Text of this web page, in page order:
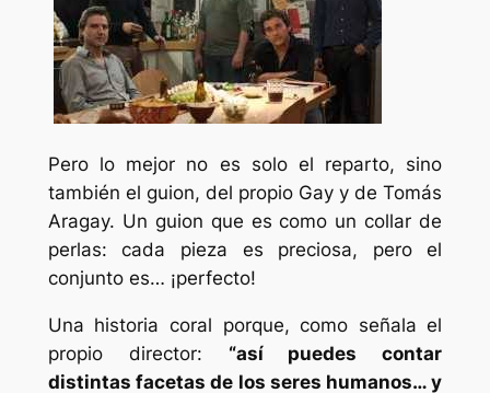
Pero lo mejor no es solo el reparto, sino
también el guion, del propio Gay y de Tomás
Aragay. Un guion que es como un collar de
perlas: cada pieza es preciosa, pero el
conjunto es… ¡perfecto!
Una historia coral porque, como señala el
propio director: “así puedes contar
distintas facetas de los seres humanos… y